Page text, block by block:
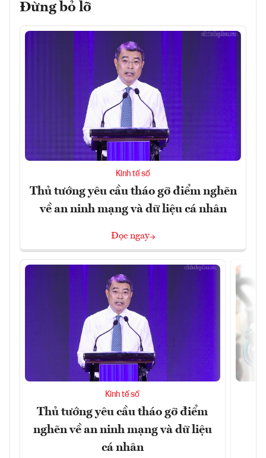
Đừng bỏ lỡ
Kinh tế số
Thủ tướng yêu cầu tháo gỡ điểm nghẽn
về an ninh mạng và dữ liệu cá nhân
Đọc ngay
Kinh tế số
Thủ tướng yêu cầu tháo gỡ điểm
nghẽn về an ninh mạng và dữ liệu
cá nhân